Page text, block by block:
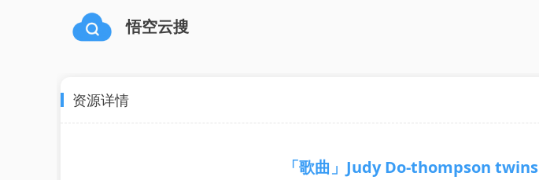
悟空云搜
资源详情
「歌曲」Judy Do-thompson twins